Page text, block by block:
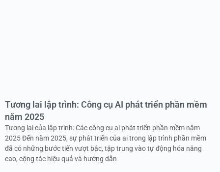
Tương lai lập trình: Công cụ AI phát triển phần mềm
năm 2025
Tương lai của lập trình: Các công cụ ai phát triển phần mềm năm
2025 Đến năm 2025, sự phát triển của ai trong lập trình phần mềm
đã có những bước tiến vượt bậc, tập trung vào tự động hóa nâng
cao, cộng tác hiệu quả và hướng dẫn